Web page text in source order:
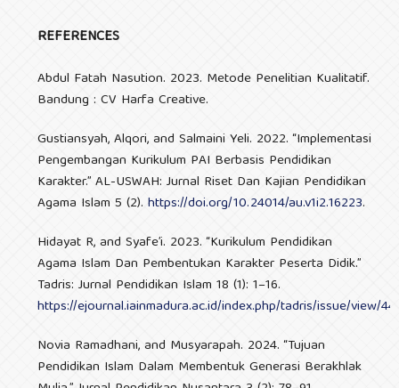
REFERENCES
Abdul Fatah Nasution. 2023. Metode Penelitian Kualitatif.
Bandung : CV Harfa Creative.
Gustiansyah, Alqori, and Salmaini Yeli. 2022. “Implementasi
Pengembangan Kurikulum PAI Berbasis Pendidikan
Karakter.” AL-USWAH: Jurnal Riset Dan Kajian Pendidikan
Agama Islam 5 (2).https://doi.org/10.24014/au.v1i2.16223.
Hidayat R, and Syafe’i. 2023. “Kurikulum Pendidikan
Agama Islam Dan Pembentukan Karakter Peserta Didik.”
Tadris: Jurnal Pendidikan Islam 18 (1): 1–16.
https://ejournal.iainmadura.ac.id/index.php/tadris/issue/view/
Novia Ramadhani, and Musyarapah. 2024. “Tujuan
Pendidikan Islam Dalam Membentuk Generasi Berakhlak